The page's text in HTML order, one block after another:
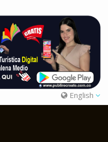
English